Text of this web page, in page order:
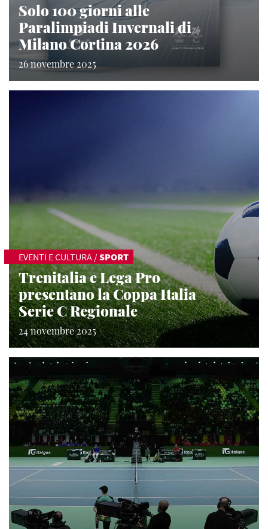
Solo 100 giorni alle
Paralimpiadi Invernali di
Milano Cortina 2026
26 novembre 2025
EVENTI E CULTURA /SPORT
Trenitalia e Lega Pro
presentano la Coppa Italia
Serie C Regionale
24 novembre 2025